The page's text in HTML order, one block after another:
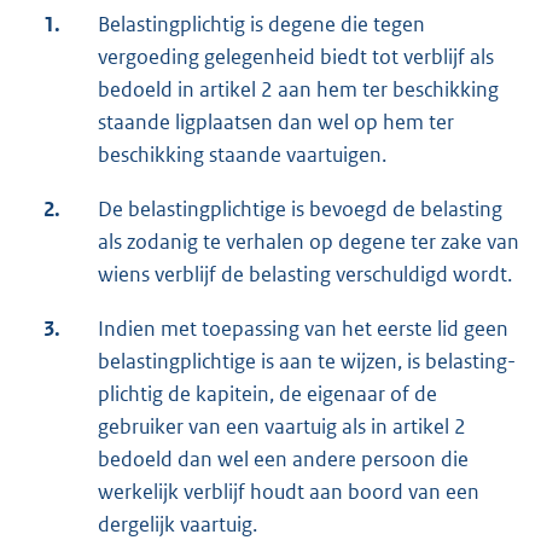
1.
Belastingplichtig is degene die tegen
vergoeding gelegen­heid biedt tot verblijf als
bedoeld in artikel 2 aan hem ter beschikking
staande ligplaatsen dan wel op hem ter
beschikking staande vaartuigen.
2.
De belastingplichtige is bevoegd de belasting
als zodanig te verhalen op degene ter zake van
wiens verblijf de belasting verschuldigd wordt.
3.
Indien met toepassing van het eerste lid geen
belasting­plichtige is aan te wijzen, is belasting­
plichtig de kapitein, de eigenaar of de
gebruiker van een vaartuig als in artikel 2
bedoeld dan wel een andere persoon die
werkelijk verblijf houdt aan boord van een
dergelijk vaartuig.